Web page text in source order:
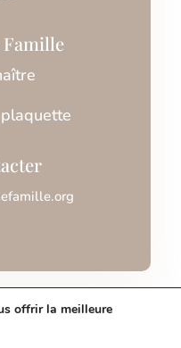
offrir la meilleure